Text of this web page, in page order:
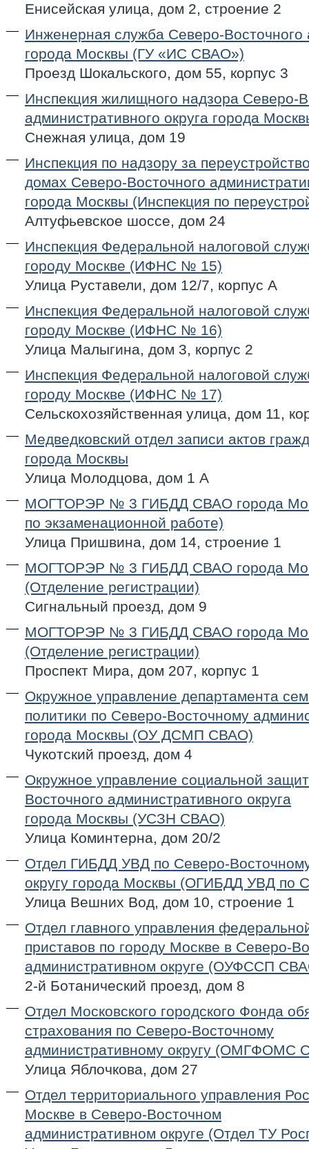
Енисейская улица, дом 2, строение 2
Инженерная служба Северо-Восточного
города Москвы (ГУ «ИС СВАО»)
Проезд Шокальского, дом 55, корпус 3
Инспекция жилищного надзора Северо-
административного округа города
Снежная улица, дом 19
Инспекция по надзору за
домах Северо-Восточного
города Москвы (Инспекция по
Алтуфьевское шоссе, дом 24
Инспекция Федеральной налоговой
городу Москве (ИФНС № 15)
Улица Руставели, дом 12/7, корпус А
Инспекция Федеральной налоговой
городу Москве (ИФНС № 16)
Улица Малыгина, дом 3, корпус 2
Инспекция Федеральной налоговой
городу Москве (ИФНС № 17)
Сельскохозяйственная улица, дом 11,
Медведковский отдел записи актов
города Москвы
Улица Молодцова, дом 1 А
МОГТОРЭР № 3 ГИБДД СВАО города
по экзаменационной работе)
Улица Пришвина, дом 14, строение 1
МОГТОРЭР № 3 ГИБДД СВАО города
(Отделение регистрации)
Сигнальный проезд, дом 9
МОГТОРЭР № 3 ГИБДД СВАО города
(Отделение регистрации)
Проспект Мира, дом 207, корпус 1
Окружное управление департамента
политики по Северо-Восточному
города Москвы (ОУ ДСМП СВАО)
Чукотский проезд, дом 4
Окружное управление социальной
Восточного административного округа
города Москвы (УСЗН СВАО)
Улица Коминтерна, дом 20/2
Отдел ГИБДД УВД по Северо-
округу города Москвы (ОГИБДД УВД по
Улица Вешних Вод, дом 10, строение 1
Отдел главного управления
приставов по городу Москве в Северо-
административном округе (ОУФССП
2-й Ботанический проезд, дом 8
Отдел Московского городского Фонда
страхования по Северо-Восточному
административному округу (ОМГФОМС
Улица Яблочкова, дом 27
Отдел территориального управления
Москве в Северо-Восточном
административном округе (Отдел ТУ